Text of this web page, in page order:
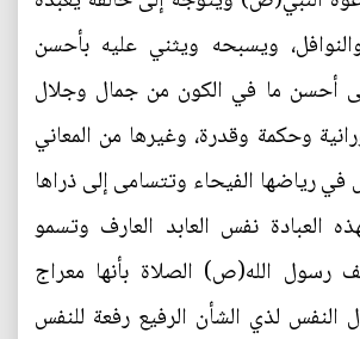
ويسبحه ويثني عليه بأحسن
أحسن ما في الكون من جمال وجلال
وحكمة وقدرة، وغيرها من المعاني
رياضها الفيحاء وتتسامى إلى ذراها
العبادة نفس العابد العارف وتسمو
رسول الله(ص) الصلاة بأنها معراج
النفس لذي الشأن الرفيع رفعة للنفس